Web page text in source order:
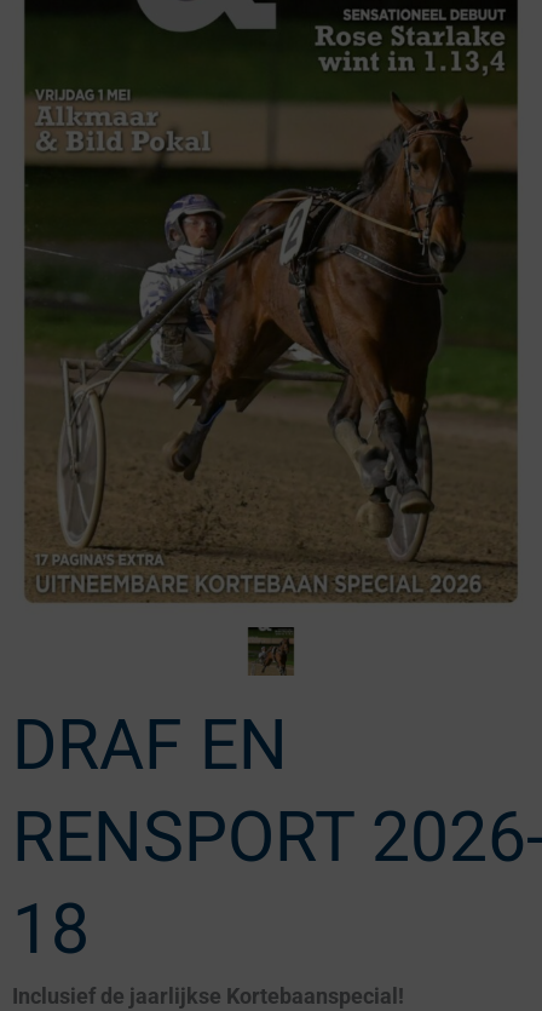
DRAF EN
RENSPORT
18
Inclusief de jaarlijkse Kortebaanspecial!